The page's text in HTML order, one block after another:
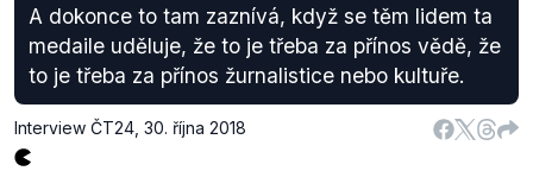
A dokonce to tam zaznívá, když se těm lidem ta
medaile uděluje, že to je třeba za přínos vědě, že
to je třeba za přínos žurnalistice nebo kultuře.
Interview ČT24 30. října 2018